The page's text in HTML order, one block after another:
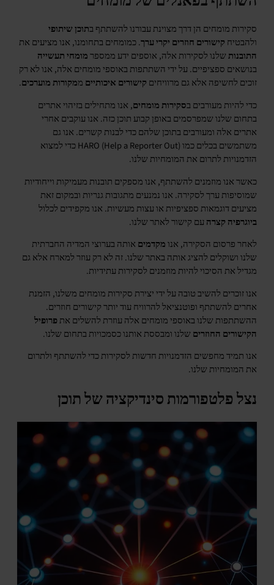
סקירות מומחים הן דרך מצוינת עבורנו להשתתף בתוכן שיתופי
ולהבטיח קישורים חוזרים יקרי ערך. כמומחים בתחומנו, אנו מציעים את
התובנותשלנו לסקירות אלה, אוספים ידע ממספרמומחי תעשייה
בנושאים ספציפיים. על ידי השתתפות באוספי מומחים אלה, אנו לא רק
זוכים לחשיפה אלא גם מרוויחים קישורים איכותיים ממקורות מוערכים.
כדי להיות מעורבים בסקירות מומחים, אנו מתחילים בזיהוי אתרים
בתחום שלנו שמפרסמים באופן קבוע תוכן כזה. אנו עוקבים אחרי
אתרים אלה ומעורבים בתוכן שלהם כדי לבנות קשרים. אנו גם
משתמשים בכלים כמו HARO (Help a Reporter Out) כדי למצוא
הזדמנויות לתרום את המומחיות שלנו.
כאשר אנו מוזמנים להשתתף, אנו מספקים תובנות מעמיקות וייחודיות
שמוסיפות ערך לסקירה. אנו נמנעים מתגובות גנריות ובמקום זאת
מציעים דוגמאות ספציפיות או עצות מעשיות. אנו מקפידים לכלול
ביוגרפיה קצרהעם קישור לאתר שלנו.
לאחר פרסום הסקירה, אנומקדמים אותה בערוצי המדיה החברתית
שלנו ושוקלים להציג אותה באתר שלנו. זה לא רק עוזר למארח אלא גם
מגדיל את הסיכוי להיות מוזמנים לסקירות עתידיות.
אנו זוכרים להשיב טובה על ידי יצירת סקירות מומחים משלנו, הזמנת
אחרים להשתתף ופוטנציאל להרוויח עוד יותר קישורים חוזרים.
ההשתתפות שלנו באוספי מומחים אלה עוזרת להשלים אתפרופיל
הקישורים החוזרים שלנו ומבססת אותנו כסמכויות בתחום שלנו.
אנו תמיד מחפשים הזדמנויות חדשות לסקירות כדי להשתתף ולתרום
את המומחיות שלנו.
נצל פלטפורמות סינדיקציה של תוכן